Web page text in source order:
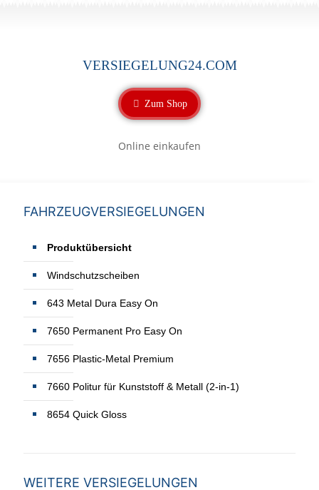
VERSIEGELUNG24.COM
Zum Shop
Online einkaufen
FAHRZEUGVERSIEGELUNGEN
Produktübersicht
Windschutzscheiben
643 Metal Dura Easy On
7650 Permanent Pro Easy On
7656 Plastic-Metal Premium
7660 Politur für Kunststoff & Metall (2-in-1)
8654 Quick Gloss
WEITERE VERSIEGELUNGEN